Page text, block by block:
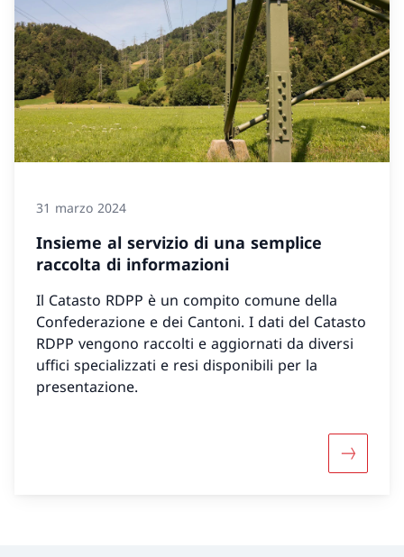
31 marzo 2024
Insieme al servizio di una semplice
raccolta di informazioni
Il Catasto RDPP è un compito comune della
Confederazione e dei Cantoni. I dati del Catasto
RDPP vengono raccolti e aggiornati da diversi
uffici specializzati e resi disponibili per la
presentazione.